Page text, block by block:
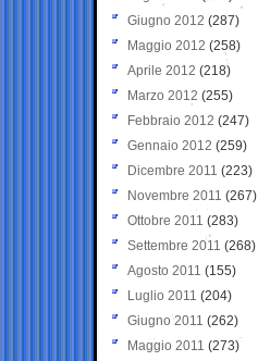
Giugno 2012 (287)
Maggio 2012 (258)
Aprile 2012 (218)
Marzo 2012 (255)
Febbraio 2012 (247)
Gennaio 2012 (259)
Dicembre 2011 (223)
Novembre 2011 (267)
Ottobre 2011 (283)
Settembre 2011 (268)
Agosto 2011 (155)
Luglio 2011 (204)
Giugno 2011 (262)
Maggio 2011 (273)